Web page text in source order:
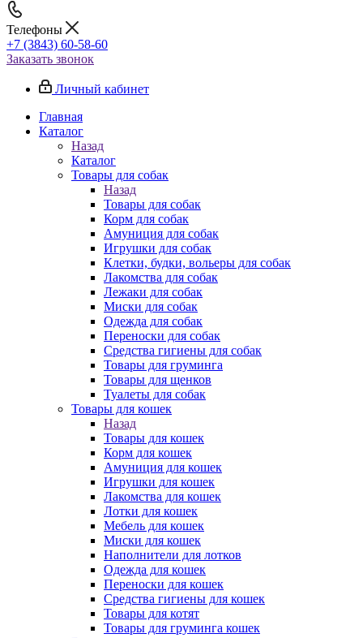
Телефоны
+7 (3843) 60-58-60
Заказать звонок
Личный кабинет
Главная
Каталог
Назад
Каталог
Товары для собак
Назад
Товары для собак
Корм для собак
Амуниция для собак
Игрушки для собак
Клетки, будки, вольеры для собак
Лакомства для собак
Лежаки для собак
Миски для собак
Одежда для собак
Переноски для собак
Средства гигиены для собак
Товары для груминга
Товары для щенков
Туалеты для собак
Товары для кошек
Назад
Товары для кошек
Корм для кошек
Амуниция для кошек
Игрушки для кошек
Лакомства для кошек
Лотки для кошек
Мебель для кошек
Миски для кошек
Наполнители для лотков
Одежда для кошек
Переноски для кошек
Средства гигиены для кошек
Товары для котят
Товары для груминга кошек